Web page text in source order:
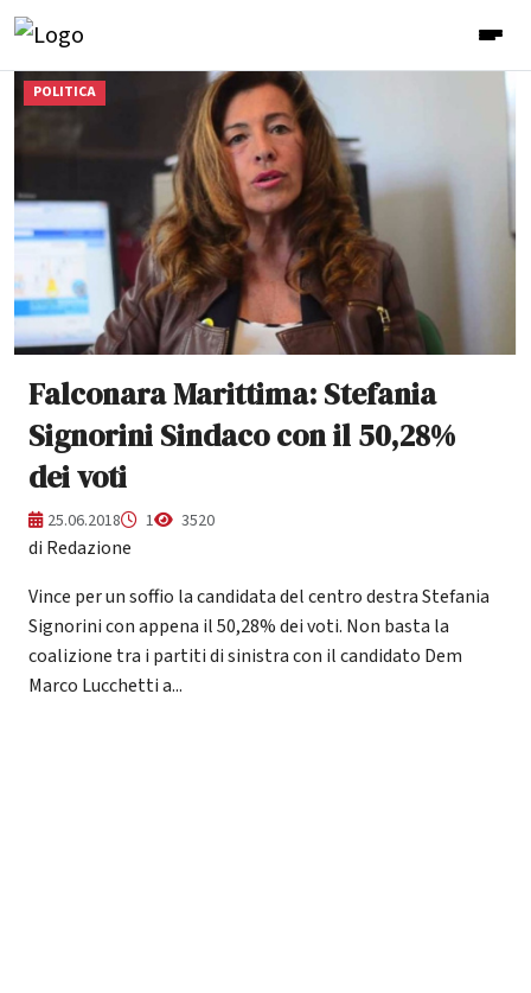
POLITICA
Falconara Marittima: Stefania
Signorini Sindaco con il 50,28%
dei voti
25.06.2018 1 3520
di Redazione
Vince per un soffio la candidata del centro destra Stefania
Signorini con appena il 50,28% dei voti. Non basta la
coalizione tra i partiti di sinistra con il candidato Dem
Marco Lucchetti a...